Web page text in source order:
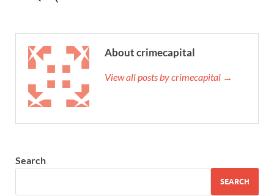
About crimecapital
View all posts by crimecapital →
Search
SEARCH